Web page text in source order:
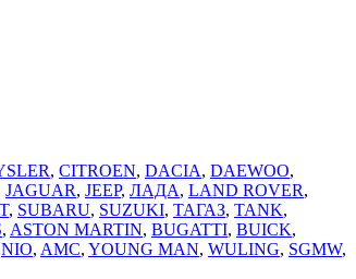
, CITROEN, DACIA, DAEWOO,
JAGUAR, JEEP, ЛАДА, LAND ROVER,
, SUBARU, SUZUKI, ТАГАЗ, TANK,
, ASTON MARTIN, BUGATTI, BUICK,
NIO, AMC, YOUNG MAN, WULING, SGMW,